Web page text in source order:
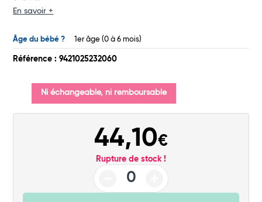
Commander
En savoir +
Âge du bébé ? 1er âge (0 à 6 mois)
Référence : 9421025232060
Ni échangeable, ni remboursable
44,10€
Rupture de stock !